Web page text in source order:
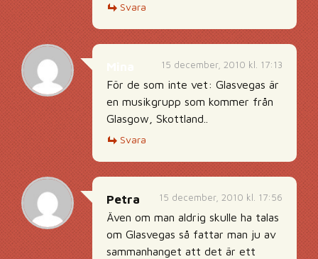
Svara
15 december, 2010 kl. 17:13
För de som inte vet: Glasvegas är
en musikgrupp som kommer från
Glasgow, Skottland..
Svara
15 december, 2010 kl. 17:56
Petra
Även om man aldrig skulle ha talas
om Glasvegas så fattar man ju av
sammanhanget att det är ett